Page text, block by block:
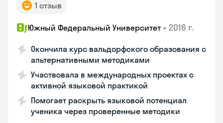
1 отзыв
Южный Федеральный Университет • 2016 г.
Окончила курс вальдорфского образования с
альтернативными методиками
Участвовала в международных проектах с
активной языковой практикой
Помогает раскрыть языковой потенциал
ученика через проверенные методики